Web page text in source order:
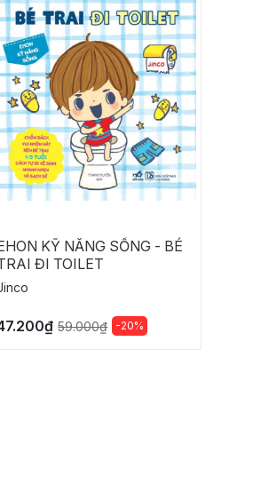
KỸ NĂNG SỐNG - BÉ
ĐI TOILET
59.000₫ -20%